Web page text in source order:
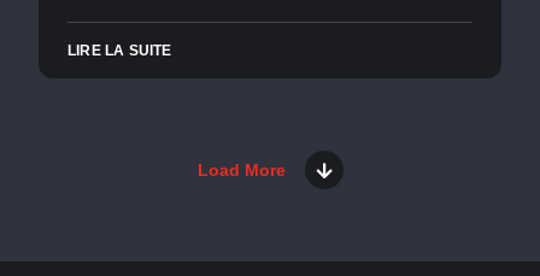
LIRE LA SUITE
Load More